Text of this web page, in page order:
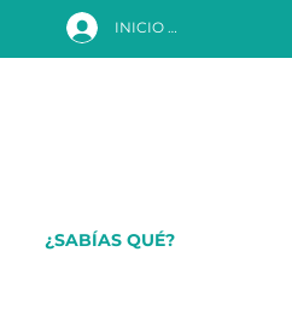
¿SABÍAS QUÉ?
INICIO DE SESIÓN